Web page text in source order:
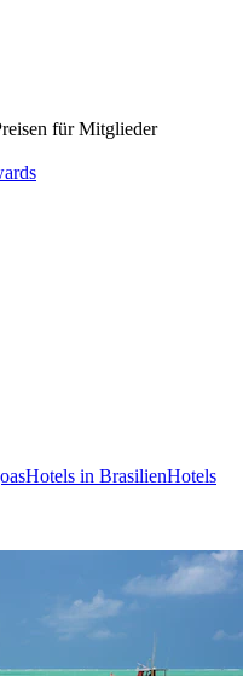
für Mitglieder
Hotels in BrasilienHotels